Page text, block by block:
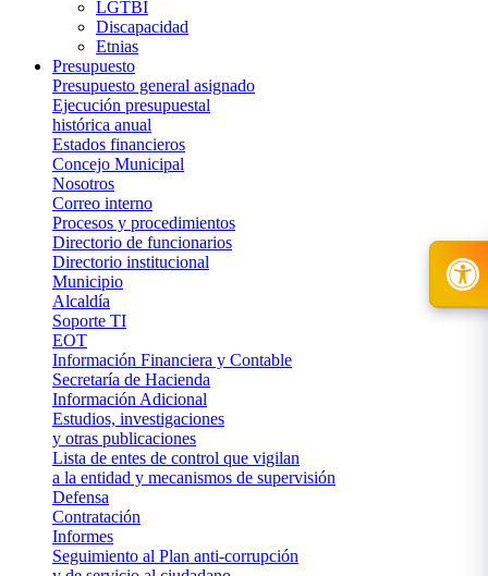
LGTBI
Discapacidad
Etnias
Presupuesto
Presupuesto general asignado
Ejecución presupuestal
histórica anual
Estados financieros
Concejo Municipal
Nosotros
Correo interno
Procesos y procedimientos
Directorio de funcionarios
Directorio institucional
Municipio
Alcaldía
Soporte TI
EOT
Información Financiera y Contable
Secretaría de Hacienda
Información Adicional
Estudios, investigaciones
y otras publicaciones
Lista de entes de control que vigilan
a la entidad y mecanismos de supervisión
Defensa
Contratación
Informes
Seguimiento al Plan anti-corrupción